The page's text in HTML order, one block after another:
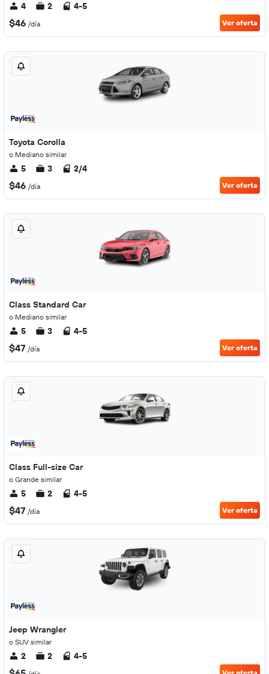
4 2 4-5
$46 /día Ver oferta
Toyota Corolla
o Mediano similar
5 3 2/4
$46 /día Ver oferta
Class Standard Car
o Mediano similar
5 3 4-5
$47 /día Ver oferta
Class Full-size Car
o Grande similar
5 2 4-5
$47 /día Ver oferta
Jeep Wrangler
o SUV similar
2 2 4-5